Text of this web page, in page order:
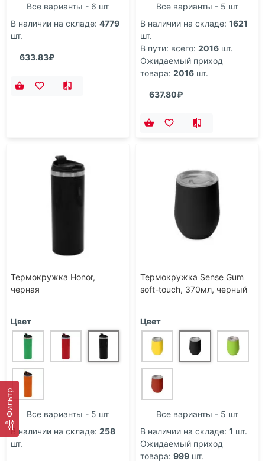
Фильтр
Все варианты - 6 шт
В наличии на складе: 4779
шт.
633.83₽
Все варианты - 5 шт
В наличии на складе: 1621
шт.
В пути: всего: 2016 шт.
Ожидаемый приход
товара: 2016 шт.
637.80₽
Термокружка Honor,
черная
Цвет
Все варианты - 5 шт
В наличии на складе: 258
шт.
Термокружка Sense Gum
soft-touch, 370мл, черный
Цвет
Все варианты - 5 шт
В наличии на складе: 1 шт.
Ожидаемый приход
товара: 999 шт.